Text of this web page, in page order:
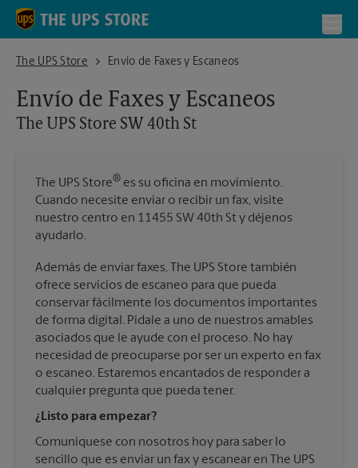
Skip to content
Return to Nav
The UPS Store
The UPS Store SW 40th StEnvío de Faxes y Escaneos
Envío de Faxes y Escaneos
The UPS Store SW 40th St
The UPS Store® es su oficina en movimiento.
Cuando necesite enviar o recibir un fax, visite
nuestro centro en 11455 SW 40th St y déjenos
ayudarlo.
Además de enviar faxes, The UPS Store también
ofrece servicios de escaneo para que pueda
conservar fácilmente los documentos importantes
de forma digital. Pídale a uno de nuestros amables
asociados que le ayude con el proceso. No hay
necesidad de preocuparse por ser un experto en fax
o escaneo. Estaremos encantados de responder a
cualquier pregunta que pueda tener.
¿Listo para empezar?
Comuníquese con nosotros hoy para saber lo
sencillo que es enviar un fax y escanear en The UPS